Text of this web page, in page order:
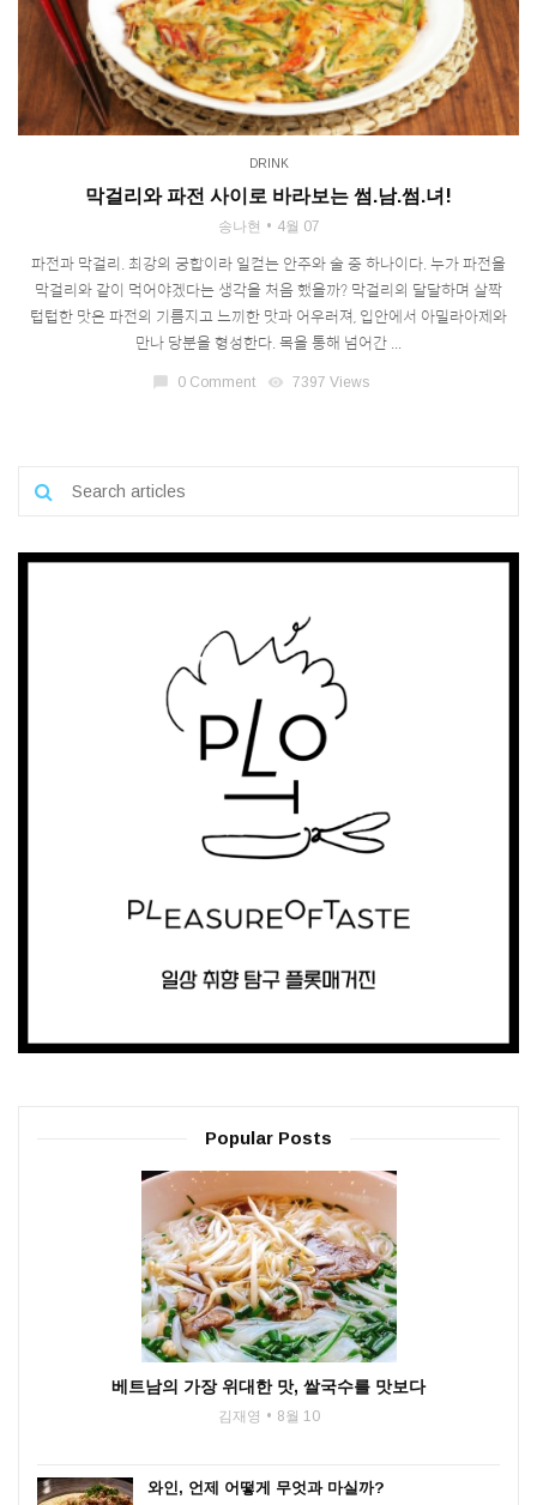
DRINK
막걸리와 파전 사이로 바라보는 썸.남.썸.녀!
송나현 4월 07
파전과 막걸리. 최강의 궁합이라 일컫는 안주와 술 중 하나이다. 누가 파전을
막걸리와 같이 먹어야겠다는 생각을 처음 했을까? 막걸리의 달달하며 살짝
텁텁한 맛은 파전의 기름지고 느끼한 맛과 어우러져, 입안에서 아밀라아제와
만나 당분을 형성한다. 목을 통해 넘어간 ...
chat_bubble 0 Comment visibility 7397 Views
Popular Posts
베트남의 가장 위대한 맛, 쌀국수를 맛보다
김재영 8월 10
와인, 언제 어떻게 무엇과 마실까?